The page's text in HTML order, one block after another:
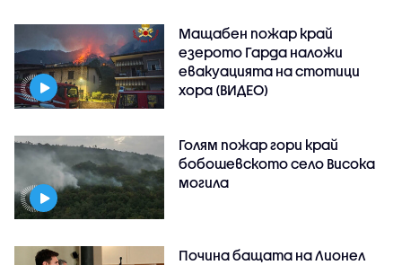
Мащабен пожар край
езерото Гарда наложи
евакуацията на стотици
хора (ВИДЕО)
Голям пожар гори край
бобошевското село Висока
могила
Почина бащата на Лионел